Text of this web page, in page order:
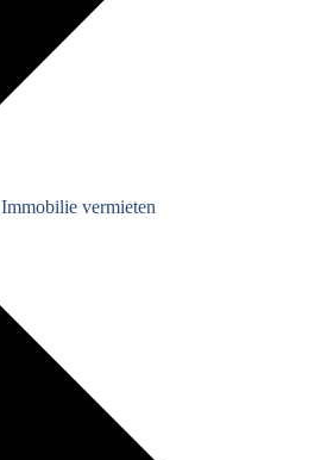
Immobilie vermieten